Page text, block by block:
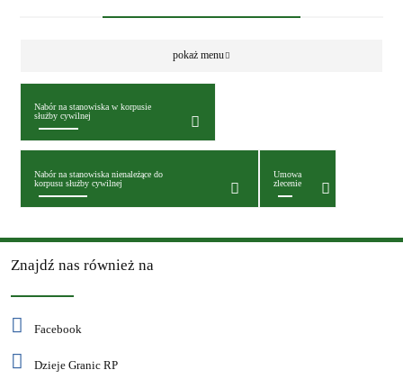
pokaż menu
Nabór na stanowiska w korpusie
służby cywilnej
Nabór na stanowiska nienależące do
korpusu służby cywilnej
Umowa
zlecenie
Znajdź nas również na
Facebook
Dzieje Granic RP